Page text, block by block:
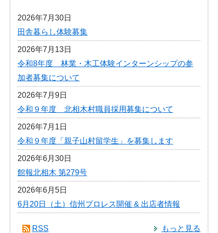
2026年7月30日
田舎暮らし体験募集
2026年7月13日
令和8年度 林業・木工体験インターンシップの参
加者募集について
2026年7月9日
令和９年度 北相木村職員採用募集について
2026年7月1日
令和９年度「親子山村留学生」を募集します
2026年6月30日
館報北相木 第279号
2026年6月5日
6月20日（土）信州プロレス開催 & 出店者情報
もっと見る
RSS